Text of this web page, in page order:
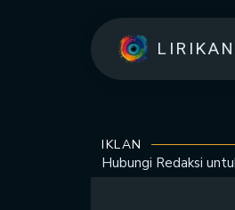
IKLAN
Hubungi Redaksi